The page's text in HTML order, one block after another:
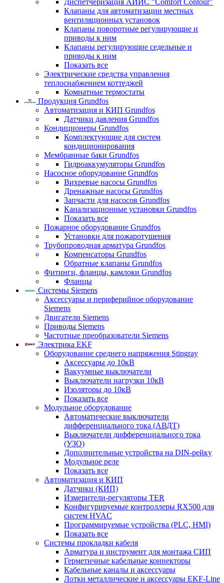
Диспетчеризация АИИС "Comfort Contour"
Клапаны для автоматизации местных
вентиляционных установок
Клапаны поворотные регулирующие и
приводы к ним
Клапаны регулирующие седельные и
приводы к ним
Показать все
Электрические средства управления
теплоснабжением коттеджей
Комнатные термостаты
Продукция Grundfos
Автоматизация и КИП Grundfos
Датчики давления Grundfos
Кондиционеры Grundfos
Комплектующие для систем
кондиционирования
Мембранные баки Grundfos
Гидроаккумуляторы Grundfos
Насосное оборудование Grundfos
Вихревые насосы Grundfos
Дренажные насосы Grundfos
Запчасти для насосов Grundfos
Канализационные установки Grundfos
Показать все
Пожарное оборудование Grundfos
Установки для пожаротушения
Трубопроводная арматура Grundfos
Компенсаторы Grundfos
Обратные клапаны Grundfos
Фитинги, фланцы, камлоки Grundfos
Фланцы
Системы Siemens
Аксессуары и периферийное оборудование
Siemens
Двигатели Siemens
Приводы Siemens
Частотные преобразователи Siemens
Электрика EKF
Оборудование среднего напряжения Stingray
Аксессуары до 10кВ
Вакуумные выключатели
Выключатели нагрузки 10кВ
Изоляторы до 10кВ
Показать все
Модульное оборудование
Автоматические выключатели
дифференциального тока (АВДТ)
Выключатели дифференциального тока
(УЗО)
Дополнительные устройства на DIN-рейку
Модульное реле
Показать все
Автоматизация и КИП
Датчики (КИП)
Измерители-регуляторы TER
Конфигурируемые контроллеры RX500 для
систем HVAC
Программируемые устройства (PLC, HMI)
Показать все
Системы прокладки кабеля
Арматура и инструмент для монтажа СИП
Герметичные кабельные коннекторы
Кабельные каналы и аксессуары
Лотки металлические и аксессуары EKF-Line